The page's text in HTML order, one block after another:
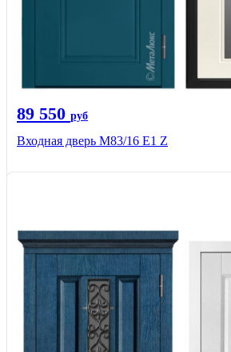
89 550 руб
Входная дверь M83/16 Е1 Z